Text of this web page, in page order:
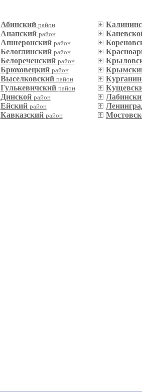
Абинский район
Анапский район
Апшеронский район
Белоглинский район
Белореченский район
Брюховецкий район
Выселковский район
Гулькевичский район
Динской район
Ейский район
Кавказский район